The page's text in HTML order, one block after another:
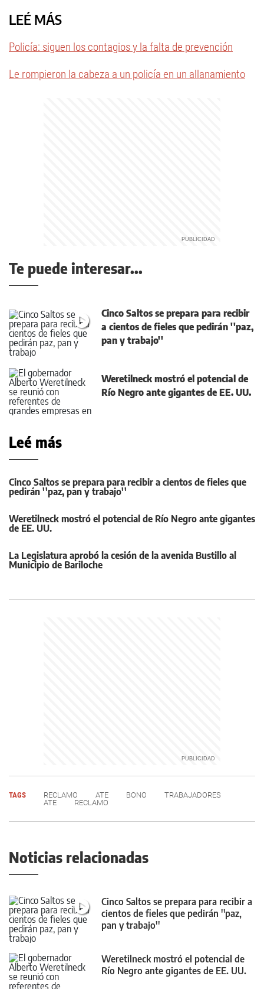
LEÉ MÁS
Policía: siguen los contagios y la falta de prevención
Le rompieron la cabeza a un policía en un allanamiento
Te puede interesar...
Cinco Saltos se prepara para recibir
a cientos de fieles que pedirán ''paz,
pan y trabajo''
Weretilneck mostró el potencial de
Río Negro ante gigantes de EE. UU.
Leé más
Cinco Saltos se prepara para recibir a cientos de fieles que
pedirán ''paz, pan y trabajo''
Weretilneck mostró el potencial de Río Negro ante gigantes
de EE. UU.
La Legislatura aprobó la cesión de la avenida Bustillo al
Municipio de Bariloche
TAGS RECLAMO ATE BONO
TRABAJADORES
ATE
RECLAMO
Noticias relacionadas
Cinco Saltos se prepara para recibir a
cientos de fieles que pedirán ''paz,
pan y trabajo''
Weretilneck mostró el potencial de
Río Negro ante gigantes de EE. UU.